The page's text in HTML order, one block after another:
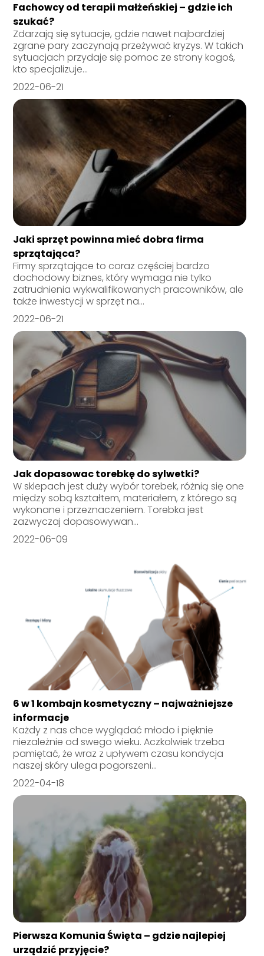
Fachowcy od terapii małżeńskiej – gdzie ich
szukać?
Zdarzają się sytuacje, gdzie nawet najbardziej
zgrane pary zaczynają przeżywać kryzys. W takich
sytuacjach przydaje się pomoc ze strony kogoś,
kto specjalizuje...
2022-06-21
Jaki sprzęt powinna mieć dobra firma
sprzątająca?
Firmy sprzątające to coraz częściej bardzo
dochodowy biznes, który wymaga nie tylko
zatrudnienia wykwalifikowanych pracowników, ale
także inwestycji w sprzęt na...
2022-06-21
Jak dopasowac torebkę do sylwetki?
W sklepach jest duży wybór torebek, różnią się one
między sobą kształtem, materiałem, z którego są
wykonane i przeznaczeniem. Torebka jest
zazwyczaj dopasowywan...
2022-06-09
6 w 1 kombajn kosmetyczny – najważniejsze
informacje
Każdy z nas chce wyglądać młodo i pięknie
niezależnie od swego wieku. Aczkolwiek trzeba
pamiętać, że wraz z upływem czasu kondycja
naszej skóry ulega pogorszeni...
2022-04-18
Pierwsza Komunia Święta – gdzie najlepiej
urządzić przyjęcie?